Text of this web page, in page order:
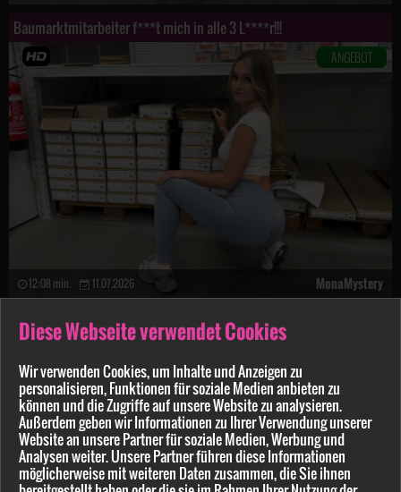
Diese Webseite verwendet Cookies
Wir verwenden Cookies, um Inhalte und Anzeigen zu
personalisieren, Funktionen für soziale Medien anbieten zu
können und die Zugriffe auf unsere Website zu analysieren.
Außerdem geben wir Informationen zu Ihrer Verwendung unserer
Website an unsere Partner für soziale Medien, Werbung und
Analysen weiter. Unsere Partner führen diese Informationen
möglicherweise mit weiteren Daten zusammen, die Sie ihnen
Baumarktmitarbeiter f***t mich in alle 3 L****r!!!
ANGEBOT
12:08 min. 11.07.2026 MonaMystery
Dreister Kameramann steckt ihn einfach rein! C******e-F**k!